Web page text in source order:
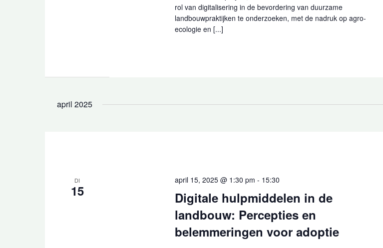
rol van digitalisering in de bevordering van duurzame
landbouwpraktijken te onderzoeken, met de nadruk op agro-
ecologie en [...]
april 2025
DI
15
Digitale hulpmiddelen in de
landbouw: Percepties en
belemmeringen voor adoptie
april 15, 2025 @ 1:30 pm - 15:30